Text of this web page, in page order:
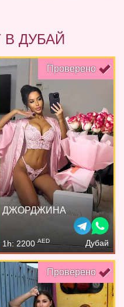
ДУБАЙ
Проверено
ДЖОРДЖИНА
1h: 2200AED Дубай
Проверено